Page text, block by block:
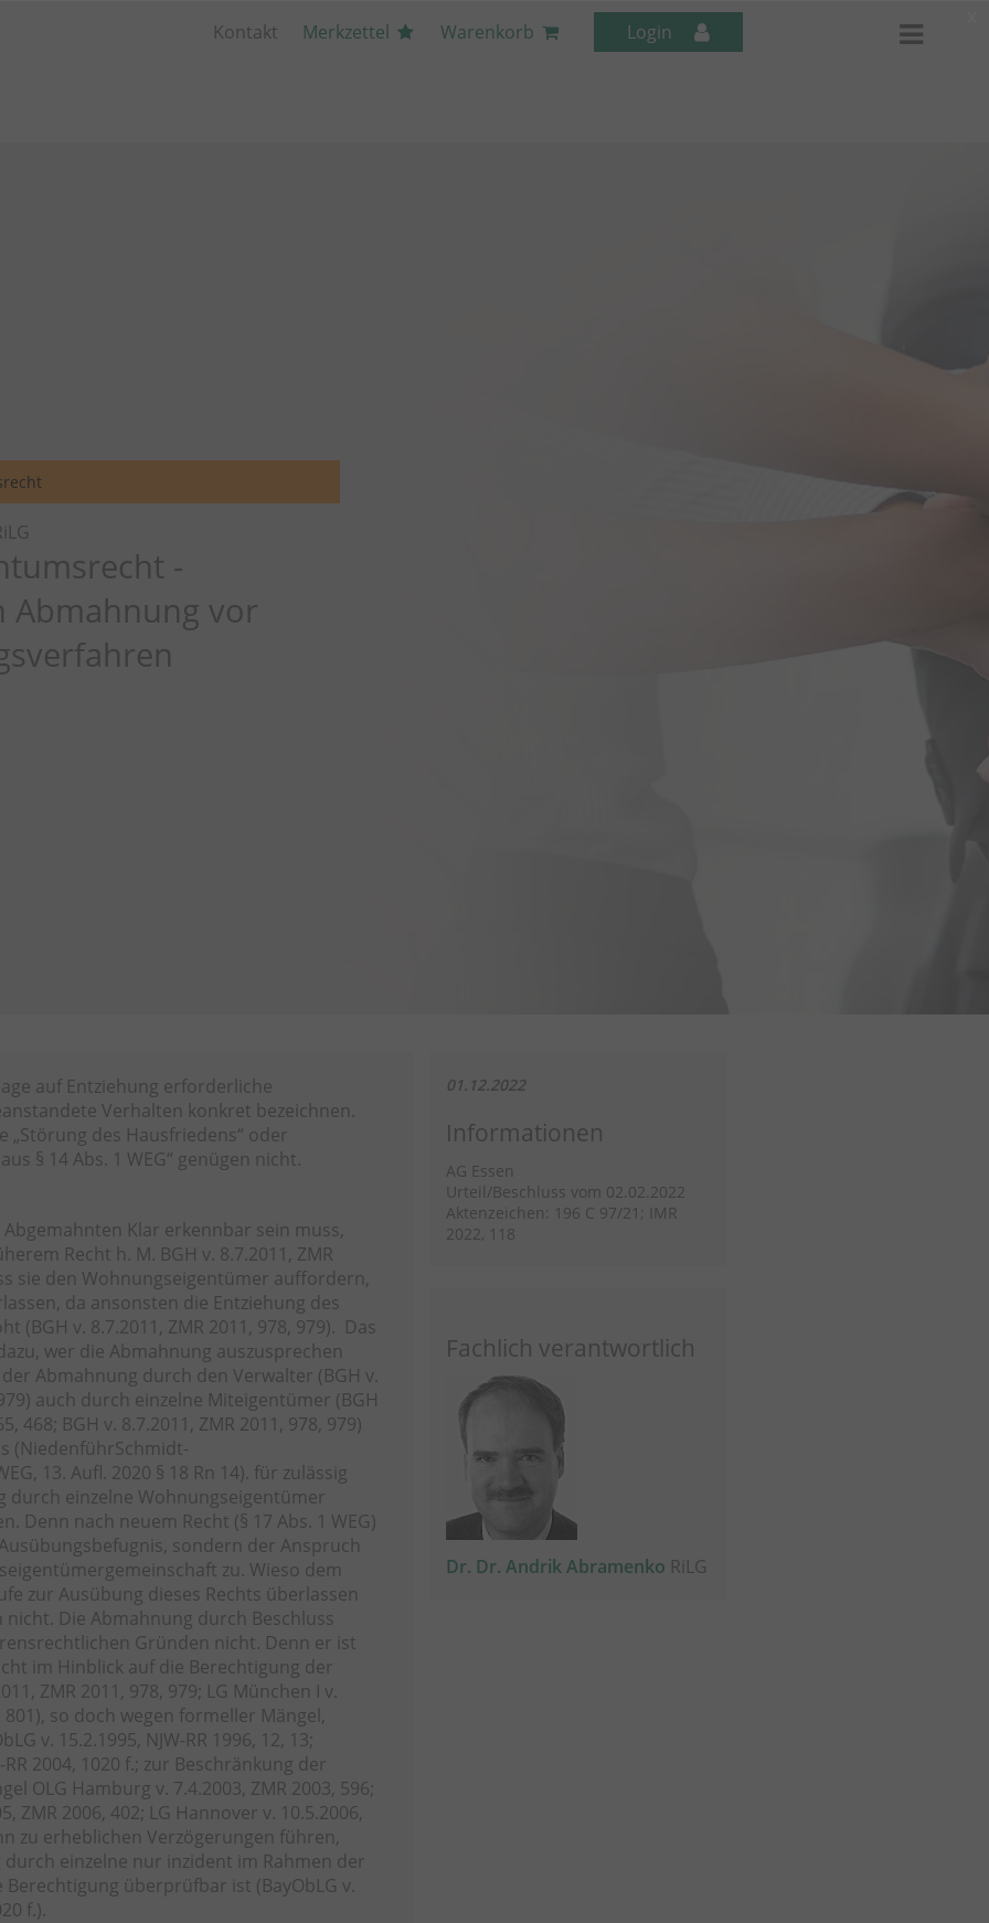
Kontakt Merkzettel Warenkorb Login
-
Abmahnung vor
auf Entziehung erforderliche
Verhalten konkret bezeichnen.
„Störung des Hausfriedens“ oder
§ 14 Abs. 1 WEG“ genügen nicht.
Klar erkennbar sein muss,
Recht h. M. BGH v. 8.7.2011, ZMR
sie den Wohnungseigentümer auffordern,
da ansonsten die Entziehung des
(BGH v. 8.7.2011, ZMR 2011, 978, 979). Das
wer die Abmahnung auszusprechen
Abmahnung durch den Verwalter (BGH v.
auch durch einzelne Miteigentümer (BGH
468; BGH v. 8.7.2011, ZMR 2011, 978, 979)
(NiedenführSchmidt-
13. Aufl. 2020 § 18 Rn 14). für zulässig
durch einzelne Wohnungseigentümer
Denn nach neuem Recht (§ 17 Abs. 1 WEG)
sondern der Anspruch
zu. Wieso dem
zur Ausübung dieses Rechts überlassen
Die Abmahnung durch Beschluss
Gründen nicht. Denn er ist
im Hinblick auf die Berechtigung der
ZMR 2011, 978, 979; LG München I v.
801), so doch wegen formeller Mängel,
v. 15.2.1995, NJW-RR 1996, 12, 13;
RR 2004, 1020 f.; zur Beschränkung der
OLG Hamburg v. 7.4.2003, ZMR 2003, 596;
ZMR 2006, 402; LG Hannover v. 10.5.2006,
zu erheblichen Verzögerungen führen,
einzelne nur inzident im Rahmen der
Berechtigung überprüfbar ist (BayObLG v.
f.).
01.12.2022
Informationen
AG Essen
Urteil/Beschluss vom 02.02.2022
Aktenzeichen: 196 C 97/21; IMR
2022, 118
Fachlich verantwortlich
Dr. Dr. Andrik Abramenko RiLG